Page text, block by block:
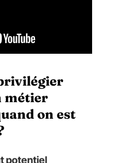
métier
on est
potentiel